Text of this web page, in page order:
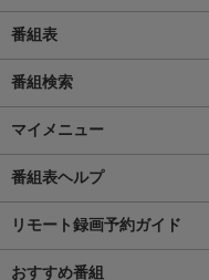
番組表
番組検索
マイメニュー
番組表ヘルプ
リモート録画予約ガイド
おすすめ番組